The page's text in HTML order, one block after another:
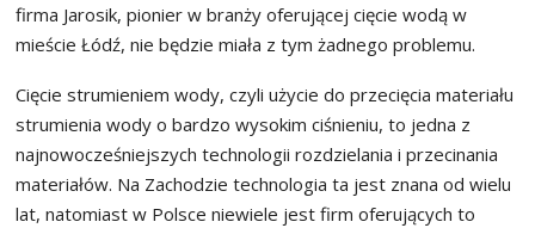
firma Jarosik, pionier w branży oferującej cięcie wodą w
mieście Łódź, nie będzie miała z tym żadnego problemu.
Cięcie strumieniem wody, czyli użycie do przecięcia materiału
strumienia wody o bardzo wysokim ciśnieniu, to jedna z
najnowocześniejszych technologii rozdzielania i przecinania
materiałów. Na Zachodzie technologia ta jest znana od wielu
lat, natomiast w Polsce niewiele jest firm oferujących to